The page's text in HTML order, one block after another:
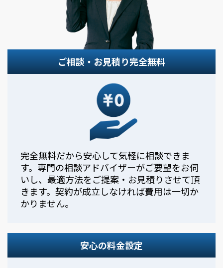
ご相談・お見積り完全無料
完全無料だから安心して気軽に相談できま
す。専門の相談アドバイザーがご要望をお伺
いし、最適方法をご提案・お見積りさせて頂
きます。契約が成立しなければ費用は一切か
かりません。
安心の料金設定